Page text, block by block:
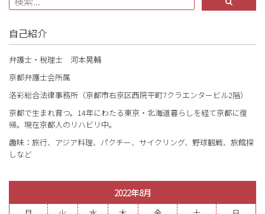
自己紹介
弁護士・税理士 河本晃輔
京都弁護士会所属
洛彩総合法律事務所（京都市右京区西院平町7クラエンタービル2階）
京都で生まれ育つ。14年にわたる東京・北海道暮らしを経て京都に復
帰。現在京都人のリハビリ中。
趣味：旅行、アジア料理、パクチー、サイクリング、野球観戦、旅館探
しなど
2022年8月